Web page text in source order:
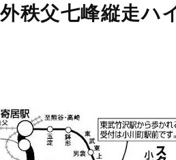
秩父七峰縦走ハ